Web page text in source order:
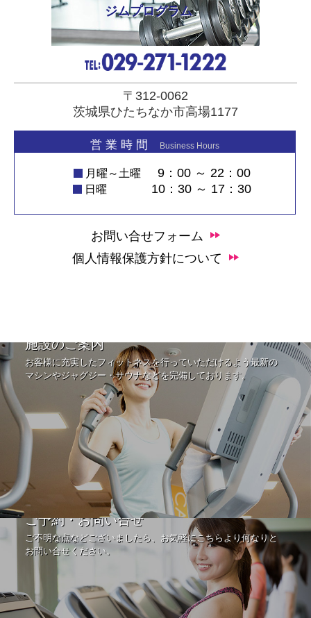
ジムプログラム
〒312-0062
茨城県ひたちなか市高場1177
営 業 時 間 Business Hours
月曜～土曜 9：00 ～ 22：00
日曜 10：30 ～ 17：30
お問い合せフォーム
個人情報保護方針について
施設のご案内
お客様に充実したフィットネスを行っていただけるよう最新の
マシンやジャグジー・サウナなどを完備しております。
ご予約・お問い合せ
ご不明な点などございましたら、お気軽にこちらより何なりと
お問い合せください。